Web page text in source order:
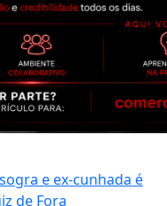
e ex-cunhada é
de Fora